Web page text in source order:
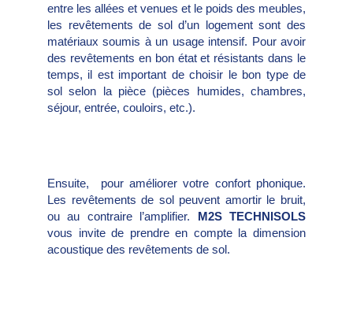
entre les allées et venues et le poids des meubles,
les revêtements de sol d’un logement sont des
matériaux soumis à un usage intensif. Pour avoir
des revêtements en bon état et résistants dans le
temps, il est important de choisir le bon type de
sol selon la pièce (pièces humides, chambres,
séjour, entrée, couloirs, etc.).
Ensuite, pour améliorer votre confort phonique.
Les revêtements de sol peuvent amortir le bruit,
ou au contraire l’amplifier. M2S TECHNISOLS
vous invite de prendre en compte la dimension
acoustique des revêtements de sol.